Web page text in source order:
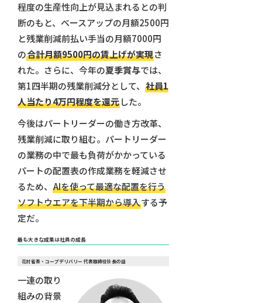
程度の生産性向上が見込まれるとの判
断のもと、ベースアップの月額2500円
と残業削減前払い手当の月額7000円
の合計月額9500円の賃上げが実現さ
れた。さらに、今年の夏季賞与では、
第1四半期の残業削減分として、 社員1
人当たり4万円程度を還元した。
今後はパートリーダーの働き方改革、
残業削減に取り組む。パートリーダー
の業務の中で最も負荷がかかっている
パートの配置表の作成業務を軽減させ
るため、 AIを使って最適な配置を行う
ソフトウエアを下半期から導入する予
定だ。
最も大きな成果は社員の成長
花村省吾・コープデリバリー 代表取締役社長の話
一連の取り
組みの背景